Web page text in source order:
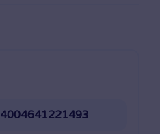
4004641221493